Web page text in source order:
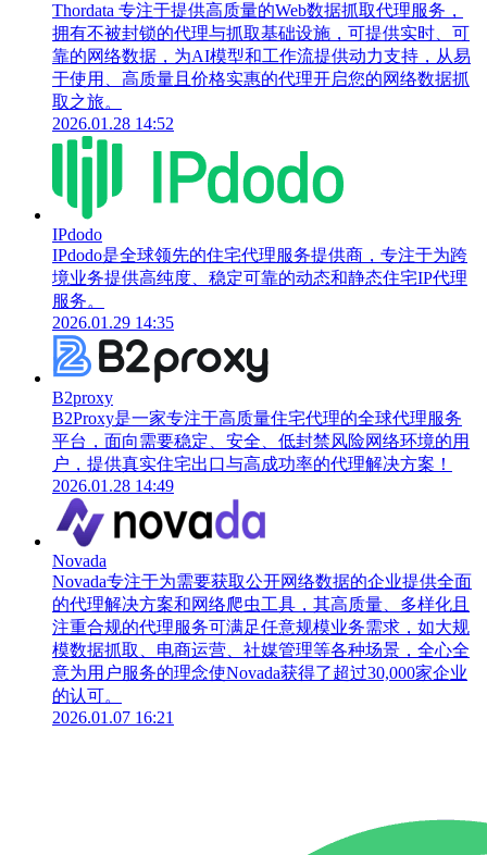
Thordata 专注于提供高质量的Web数据抓取代理服务，
拥有不被封锁的代理与抓取基础设施，可提供实时、可
靠的网络数据，为AI模型和工作流提供动力支持，从易
于使用、高质量且价格实惠的代理开启您的网络数据抓
取之旅。
2026.01.28 14:52
IPdodo
IPdodo是全球领先的住宅代理服务提供商，专注于为跨
境业务提供高纯度、稳定可靠的动态和静态住宅IP代理
服务。
2026.01.29 14:35
B2proxy
B2Proxy是一家专注于高质量住宅代理的全球代理服务
平台，面向需要稳定、安全、低封禁风险网络环境的用
户，提供真实住宅出口与高成功率的代理解决方案！
2026.01.28 14:49
Novada
Novada专注于为需要获取公开网络数据的企业提供全面
的代理解决方案和网络爬虫工具，其高质量、多样化且
注重合规的代理服务可满足任意规模业务需求，如大规
模数据抓取、电商运营、社媒管理等各种场景，全心全
意为用户服务的理念使Novada获得了超过30,000家企业
的认可。
2026.01.07 16:21